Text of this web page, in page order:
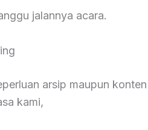
jalannya acara.
arsip maupun konten
kami,